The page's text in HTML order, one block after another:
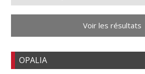
Voir les résultats
OPALIA